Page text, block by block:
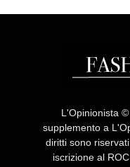
L'Opinionista
supplemento a
diritti sono
iscrizione al